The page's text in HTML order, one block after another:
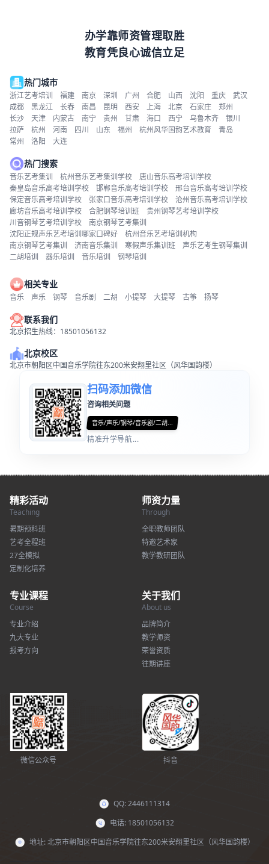
办学靠师资管理取胜
教育凭良心诚信立足
热门城市
浙江艺考培训 福建 南京 深圳 广州 合肥 山西 沈阳 重庆
武汉
成都
黑龙江 长春 南昌 昆明 西安 上海 北京 石家庄
郑州
长沙
天津 内蒙古 南宁 贵州 甘肃 海口 西宁 乌鲁木齐
银川
拉萨
杭州 河南 四川 山东 福州 杭州风华国韵艺术教育
青岛
常州
洛阳 大连
热门搜索
音乐艺考集训 杭州音乐艺考集训学校
唐山音乐高考培训学校
秦皇岛音乐高考培训学校
邯郸音乐高考培训学校
邢台音乐高考培训学校
保定音乐高考培训学校
张家口音乐高考培训学校
沧州音乐高考培训学校
廊坊音乐高考培训学校
合肥钢琴培训班
贵州钢琴艺考培训学校
川音钢琴艺考培训学校
南京钢琴艺考集训
沈阳正规声乐艺考培训哪家口碑好
杭州音乐艺考培训机构
南京钢琴艺考集训
济南音乐集训 寒假声乐集训班
声乐艺考生钢琴集训
二胡培训
器乐培训 音乐培训 钢琴培训
相关专业
音乐 声乐 钢琴 音乐剧 二胡 小提琴 大提琴 古筝 扬琴
联系我们
北京招生热线：18501056132
北京校区
北京市朝阳区中国音乐学院往东200米安翔里社区（风华国韵楼）
扫码添加微信
咨询相关问题
音乐/声乐/钢琴/音乐剧/二胡...
精准升学导航...
精彩活动
Teaching
暑期预科班
艺考全程班
27全模拟
定制化培养
师资力量
Through
全职教师团队
特邀艺术家
教学教研团队
专业课程
Course
专业介绍
九大专业
报考方向
关于我们
About us
品牌简介
教学师资
荣誉资质
往期讲座
微信公众号 抖音
QQ: 2446111314
电话: 18501056132
地址: 北京市朝阳区中国音乐学院往东200米安翔里社区（风华国韵楼）